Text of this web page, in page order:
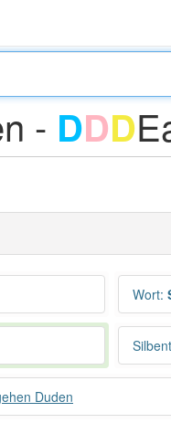
- DDD
Wort:
Duden